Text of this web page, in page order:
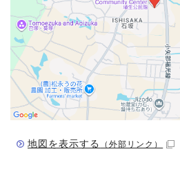
地図を表示する （外部リンク）